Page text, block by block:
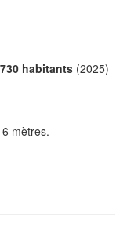
730 habitants (2025)
mètres.